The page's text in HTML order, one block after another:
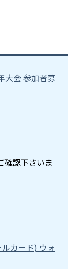
大会 参加者募
確認下さいま
カード) ウォ